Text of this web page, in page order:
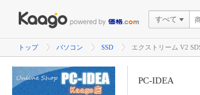
すべて
トップ パソコン SSD エクストリーム V2
PC-IDEA